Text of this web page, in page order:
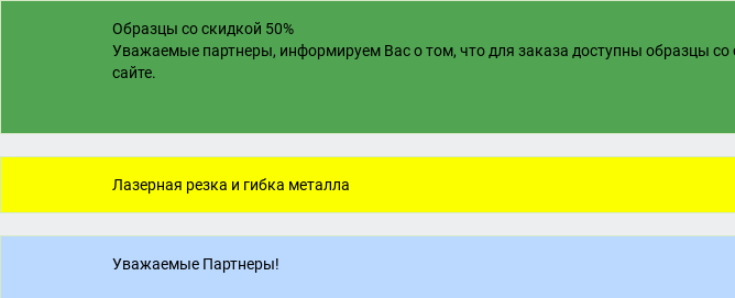
Образцы со скидкой 50%
Уважаемые партнеры, информируем Вас о том, что для заказа доступны образцы
сайте.
Лазерная резка и гибка металла
Уважаемые Партнеры!